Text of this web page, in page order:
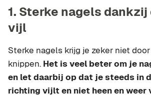
1. Sterke nagels
vijl
Sterke nagels krijg je zeker niet
knippen. Het is veel beter om je
en let daarbij op dat je steeds in
richting vijlt en niet heen en weer